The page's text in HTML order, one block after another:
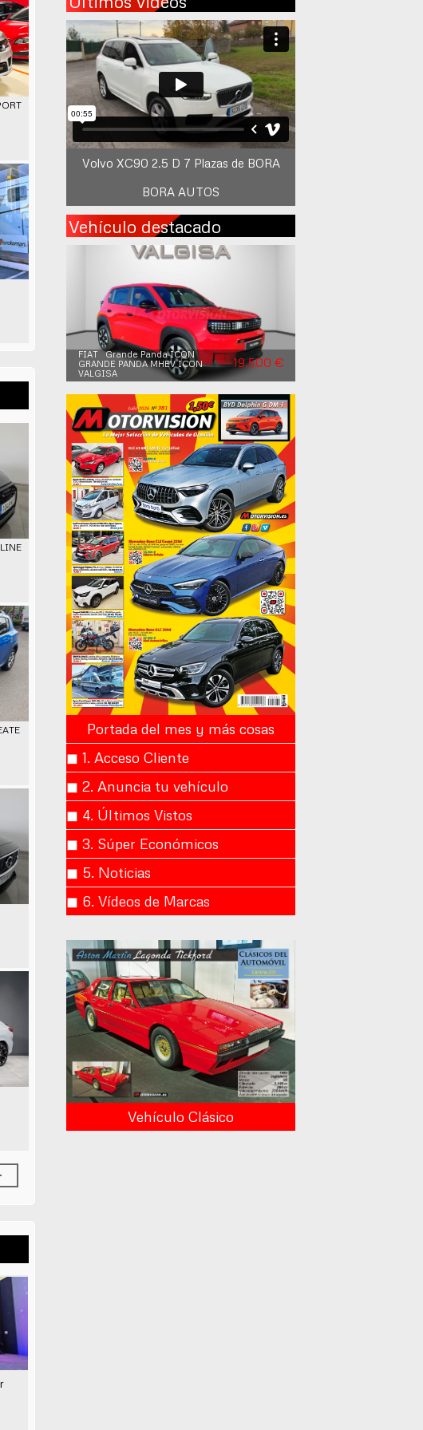
Volvo XC90 2.5 D 7 Plazas de BORA
BORA AUTOS
Vehículo destacado
FIAT Grande Panda ICON
GRANDE PANDA MHEV ICON
VALGISA
19.500 €
Portada del mes y más cosas
◼︎ 1. Acceso Cliente
◼︎ 2. Anuncia tu vehículo
◼︎ 4. Últimos Vistos
◼︎ 3. Súper Económicos
◼︎ 5. Noticias
◼︎ 6. Vídeos de Marcas
Vehículo Clásico